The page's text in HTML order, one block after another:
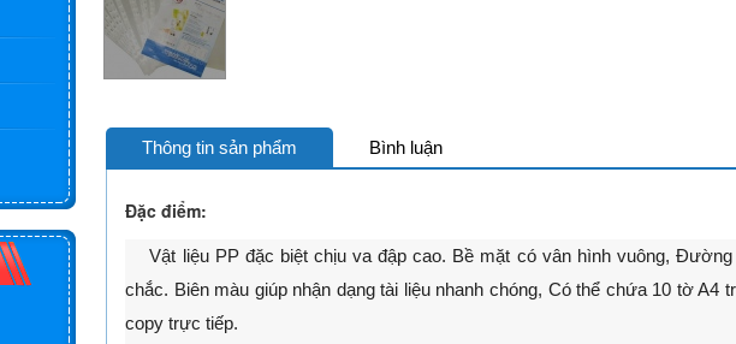
Thông tin sản phẩm Bình luận
Đặc điểm:
Vật liệu PP đặc biệt chịu va đập cao. Bề mặt có vân hình vuông,
chắc. Biên màu giúp nhận dạng tài liệu nhanh chóng, Có thể chứa 10 tờ A4
copy trực tiếp.